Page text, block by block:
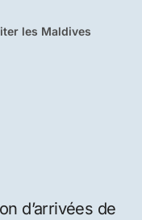
les Maldives
d’arrivées de